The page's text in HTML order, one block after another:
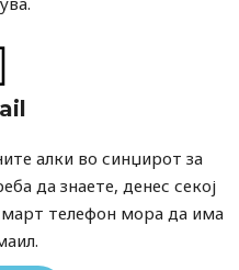
алки во синџирот за
да знаете, денес секој
телефон мора да има